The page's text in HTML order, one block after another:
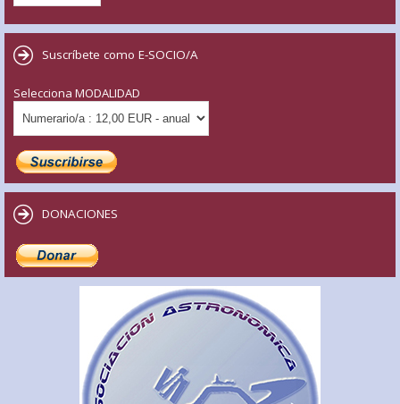
Suscríbete como E-SOCIO/A
Selecciona MODALIDAD
DONACIONES